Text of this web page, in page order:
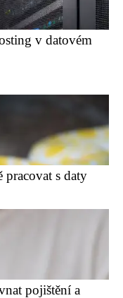
v datovém
s daty
pojištění a